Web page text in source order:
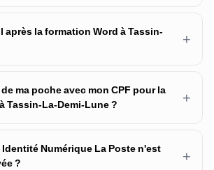
après la formation Word à Tassin-
+
ma poche avec mon CPF pour la
Tassin-La-Demi-Lune ?
+
Numérique La Poste n'est
?
+